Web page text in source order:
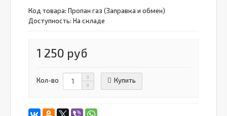
Код товара: Пропан газ (Заправка и обмен)
Доступность: На складе
1 250 руб
Кол-во Купить